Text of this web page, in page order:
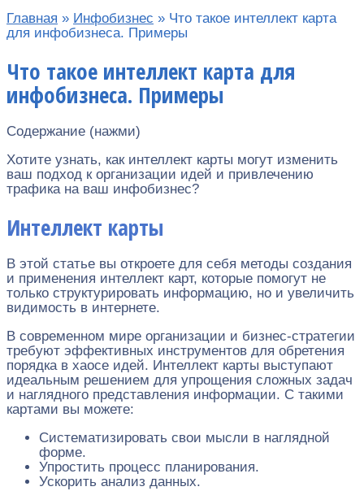
Главная » Инфобизнес » Что такое интеллект карта
для инфобизнеса. Примеры
Что такое интеллект карта для
инфобизнеса. Примеры
Содержание (нажми)
Хотите узнать, как интеллект карты могут изменить
ваш подход к организации идей и привлечению
трафика на ваш инфобизнес?
Интеллект карты
В этой статье вы откроете для себя методы создания
и применения интеллект карт, которые помогут не
только структурировать информацию, но и увеличить
видимость в интернете.
В современном мире организации и бизнес-стратегии
требуют эффективных инструментов для обретения
порядка в хаосе идей. Интеллект карты выступают
идеальным решением для упрощения сложных задач
и наглядного представления информации. С такими
картами вы можете:
Систематизировать свои мысли в наглядной
форме.
Упростить процесс планирования.
Ускорить анализ данных.